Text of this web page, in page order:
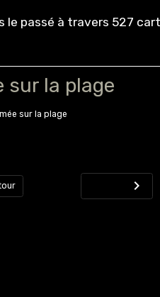
le passé à travers 527
sur la plage